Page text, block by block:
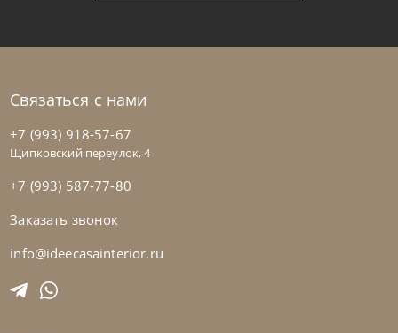
Samoa
Кровать Twice Angolo Alto
Связаться с нами
+7 (993) 918-57-67
Щипковский переулок, 4
+7 (993) 587-77-80
Заказать звонок
info@ideecasainterior.ru